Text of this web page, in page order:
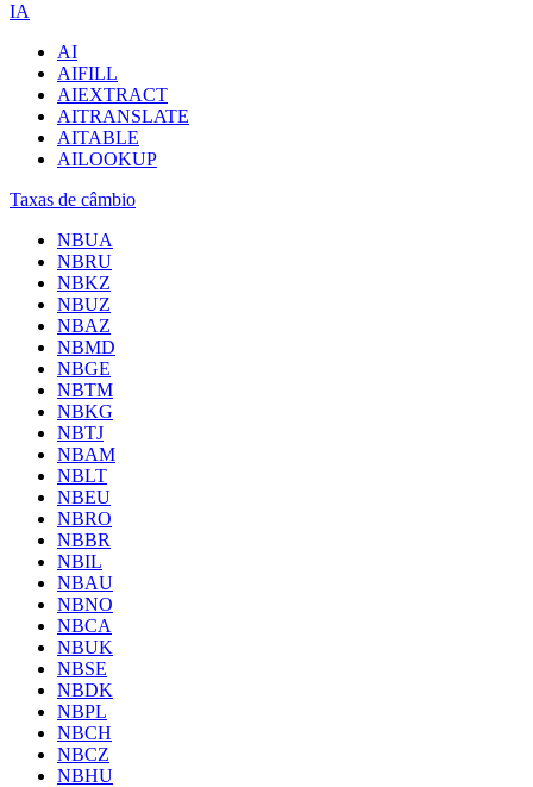
IA
AI
AIFILL
AIEXTRACT
AITRANSLATE
AITABLE
AILOOKUP
Taxas de câmbio
NBUA
NBRU
NBKZ
NBUZ
NBAZ
NBMD
NBGE
NBTM
NBKG
NBTJ
NBAM
NBLT
NBEU
NBRO
NBBR
NBIL
NBAU
NBNO
NBCA
NBUK
NBSE
NBDK
NBPL
NBCH
NBCZ
NBHU